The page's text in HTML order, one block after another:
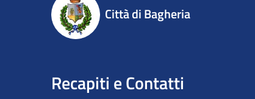
Città di Bagheria
Recapiti e Contatti